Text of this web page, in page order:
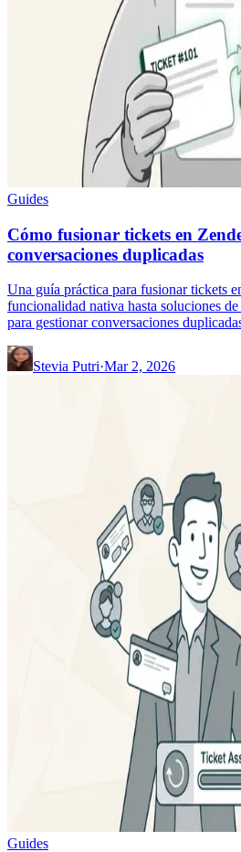
Guides
Cómo fusionar tickets en
conversaciones duplicadas
Una guía práctica para fusionar tickets
funcionalidad nativa hasta soluciones
para gestionar conversaciones
Stevia Putri·Mar 2, 2026
Guides